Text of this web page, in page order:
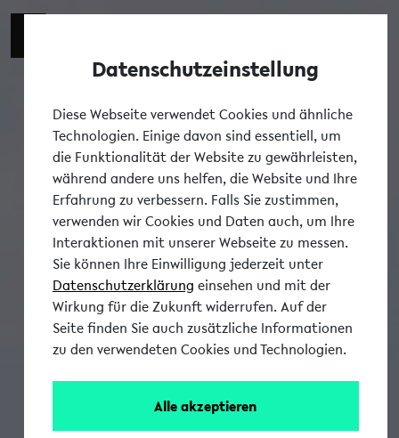
Datenschutzeinstellung
Diese Webseite verwendet Cookies und ähnliche
Technologien. Einige davon sind essentiell, um
die Funktionalität der Website zu gewährleisten,
während andere uns helfen, die Website und Ihre
Erfahrung zu verbessern. Falls Sie zustimmen,
verwenden wir Cookies und Daten auch, um Ihre
Interaktionen mit unserer Webseite zu messen.
Sie können Ihre Einwilligung jederzeit unter
Datenschutzerklärung einsehen und mit der
Wirkung für die Zukunft widerrufen. Auf der
Seite finden Sie auch zusätzliche Informationen
zu den verwendeten Cookies und Technologien.
Alle akzeptieren